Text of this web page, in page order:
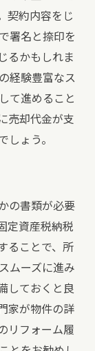
契約内容をじ
署名と捺印を
るかもしれま
経験豊富なス
て進めること
売却代金が支
しょう。
の書類が必要
定資産税納税
ることで、所
ムーズに進み
しておくと良
家が物件の詳
リフォーム履